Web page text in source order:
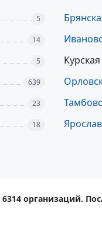
5
14
5
639
23
18
организаций.